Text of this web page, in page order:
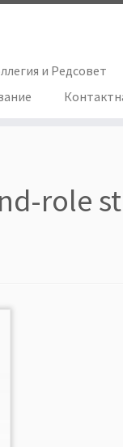
и Редсовет
role